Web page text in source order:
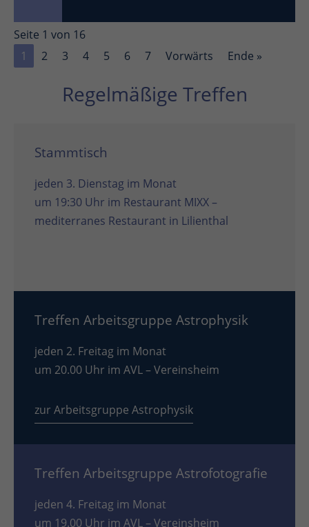
Seite 1 von 16
1
2 3 4 5 6 7 Vorwärts Ende »
Regelmäßige Treffen
Stammtisch
jeden 3. Dienstag im Monat
um 19:30 Uhr im Restaurant MIXX –
mediterranes Restaurant in Lilienthal
Treffen Arbeitsgruppe Astrophysik
jeden 2. Freitag im Monat
um 20.00 Uhr im AVL – Vereinsheim
zur Arbeitsgruppe Astrophysik
Treffen Arbeitsgruppe Astrofotografie
jeden 4. Freitag im Monat
um 19.00 Uhr im AVL – Vereinsheim